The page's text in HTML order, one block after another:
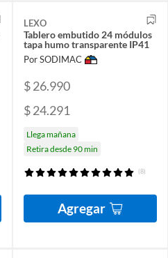
LEXO
Tablero embutido 24 módulos
tapa humo transparente IP41
Por SODIMAC
$ 26.990
$ 24.291
Llega mañana
Retira desde 90 min
(8)
Agregar